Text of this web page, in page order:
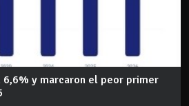
y marcaron el peor primer